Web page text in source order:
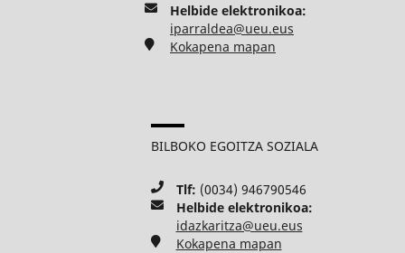
Helbide elektronikoa:
iparraldea@ueu.eus
Kokapena mapan
BILBOKO EGOITZA SOZIALA
Tlf: (0034) 946790546
Helbide elektronikoa:
idazkaritza@ueu.eus
Kokapena mapan